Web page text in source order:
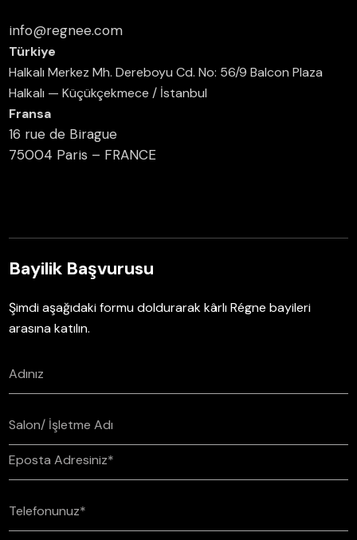
info@regnee.com
Türkiye
Halkalı Merkez Mh. Dereboyu Cd. No: 56/9 Balcon Plaza
Halkalı — Küçükçekmece / İstanbul
Fransa
16 rue de Birague
75004 Paris – FRANCE
Bayilik Başvurusu
Şimdi aşağıdaki formu doldurarak kârlı Régne bayileri
arasına katılın.